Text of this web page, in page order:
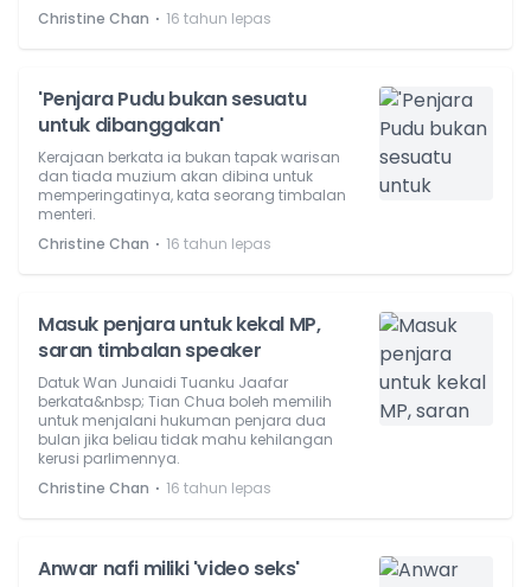
Christine Chan ⋅ 16 tahun lepas
'Penjara Pudu bukan sesuatu
untuk dibanggakan'
Kerajaan berkata ia bukan tapak warisan
dan tiada muzium akan dibina untuk
memperingatinya, kata seorang timbalan
menteri.
Christine Chan ⋅ 16 tahun lepas
Masuk penjara untuk kekal MP,
saran timbalan speaker
Datuk Wan Junaidi Tuanku Jaafar
berkata&nbsp; Tian Chua boleh memilih
untuk menjalani hukuman penjara dua
bulan jika beliau tidak mahu kehilangan
kerusi parlimennya.
Christine Chan ⋅ 16 tahun lepas
Anwar nafi miliki 'video seks'